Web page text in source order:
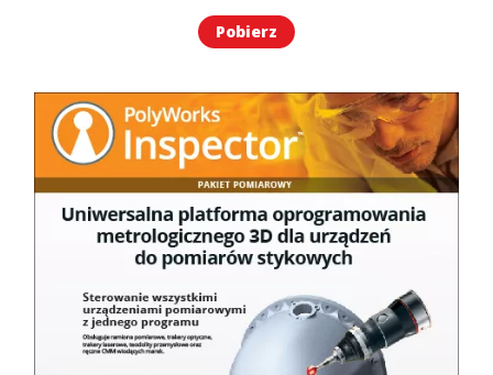
Pobierz